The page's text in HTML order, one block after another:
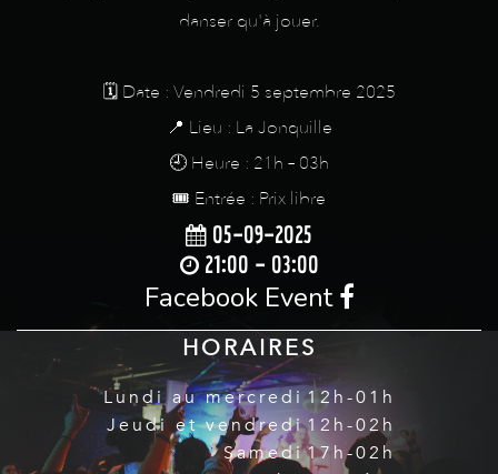
danser qu'à jouer.
🗓️ Date : Vendredi 5 septembre 2025
📍 Lieu : La Jonquille
🕘 Heure : 21h – 03h
🎟️ Entrée : Prix libre
05-09-2025
21:00 - 03:00
Facebook Event
HORAIRES
Lundi au mercredi
Jeudi et vendredi
Samedi
12h-01h
12h-02h
17h-02h